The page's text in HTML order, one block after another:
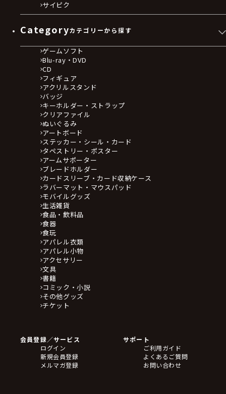
サイピク
Categoryカテゴリーから探す
ゲームソフト
Blu-ray・DVD
CD
フィギュア
アクリルスタンド
バッジ
キーホルダー・ストラップ
クリアファイル
ぬいぐるみ
アートボード
ステッカー・シール・カード
タペストリー・ポスター
アームサポーター
ブレードホルダー
カードスリーブ・カード収納ケース
ラバーマット・マウスパッド
モバイルグッズ
生活雑貨
食品・飲料品
食器
食玩
アパレル衣類
アパレル小物
アクセサリー
文具
書籍
コミック・小説
その他グッズ
チケット
会員登録／サービス
ログイン
新規会員登録
メルマガ登録
サポート
ご利用ガイド
よくあるご質問
お問い合わせ